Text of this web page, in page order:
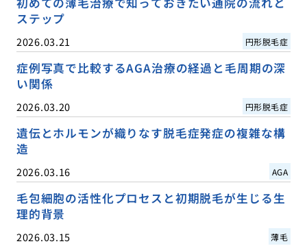
ステップ
2026.03.21 円形脱毛症
症例写真で比較するAGA治療の経過と毛周期の深
い関係
2026.03.20 円形脱毛症
遺伝とホルモンが織りなす脱毛症発症の複雑な構
造
2026.03.16 AGA
毛包細胞の活性化プロセスと初期脱毛が生じる生
理的背景
2026.03.15 薄毛